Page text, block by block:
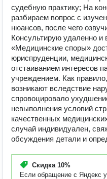
судебную практику; На
разбираем вопрос с
нюансов, после чего
Консультирую удаленно и
«Медицинские споры»
юриспруденции,
отстаиванием интересов
учреждением. Как
возникают вследствие
спровоцировало
невыполнения условий
качественных
случай индивидуален,
обсуждения детали и
Скидка 10%
Если обращение с Яндекс